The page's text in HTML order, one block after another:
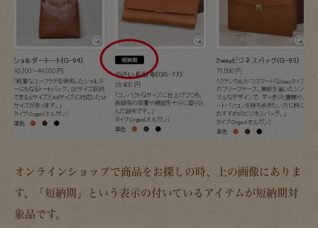
オンラインショップで商品をお探しの時、上の画像にありま
す、「短納期」という表示の付いているアイテムが短納期対
象品です。